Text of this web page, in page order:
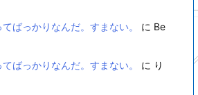
ばっかりなんだ。すまない。
に Be
ばっかりなんだ。すまない。
に り